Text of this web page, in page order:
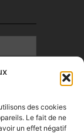
des cookies
Le fait de ne
un effet négatif